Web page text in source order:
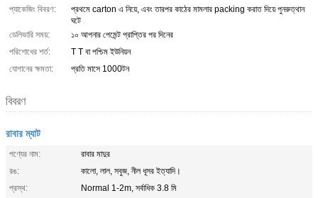
প্যাকেজিং বিবরণ:
প্রথমে carton এ নিয়ে, এবং তারপর কাঠের মামলার packing করাত দিয়ে পুনরুত্থান
ঘটে
ডেলিভারি সময়:
১০ আপনার পেমেন্ট প্রাপ্তির পর দিনের
পরিশোধের শর্ত:
T T বা পশ্চিম ইউনিয়ন
যোগানের ক্ষমতা:
প্রতি মাসে 1000টন
বিবরণ
রাবার ম্যাট
পণ্যের নাম:
রাবার মাদুর
রঙ:
কালো, লাল, সবুজ, নীল ধূসর ইত্যাদি।
প্রস্থ:
Normal 1-2m, সর্বাধিক 3.8 মি